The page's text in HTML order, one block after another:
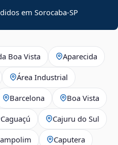
em Sorocaba-SP
Boa Vista Aparecida
Área Industrial
Barcelona Boa Vista
Caguaçú Cajuru do Sul
Caputera